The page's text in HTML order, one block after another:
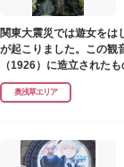
関東大震災では遊女をは
が起こりました。この観
（1926）に造立されたも
奥浅草エリア